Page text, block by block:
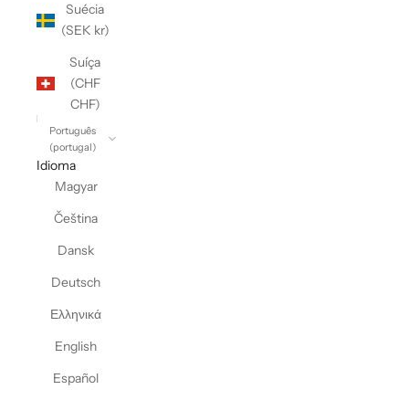
Suécia
(SEK kr)
Suíça
(CHF
CHF)
Português
(portugal)
Idioma
Magyar
Čeština
Dansk
Deutsch
Ελληνικά
English
Español